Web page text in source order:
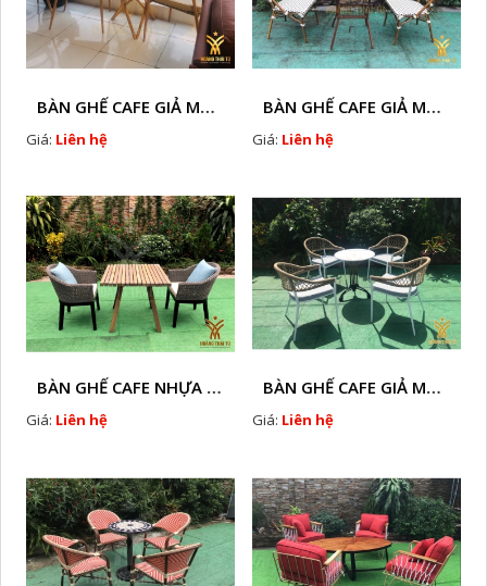
BÀN GHẾ CAFE GIẢ MÂY HTT - L128A
Giá: Liên hệ
BÀN GHẾ CAFE GIẢ MÂY HTT - LS132
Giá: Liên hệ
BÀN GHẾ CAFE NHỰA GIÃ MÂY HTT - L32
Giá: Liên hệ
BÀN GHẾ CAFE GIẢ MÂY HTT - L128
Giá: Liên hệ